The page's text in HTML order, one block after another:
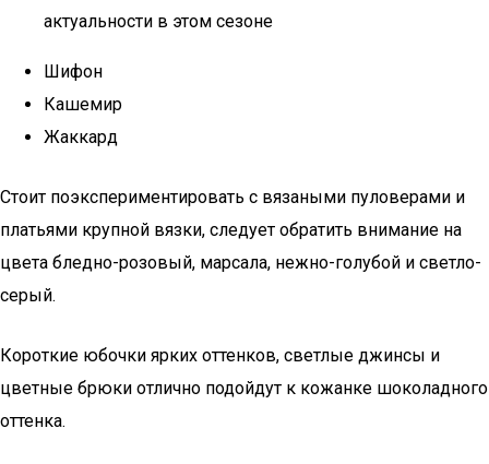
актуальности в этом сезоне
Шифон
Кашемир
Жаккард
Стоит поэкспериментировать с вязаными пуловерами и
платьями крупной вязки, следует обратить внимание на
цвета бледно-розовый, марсала, нежно-голубой и светло-
серый.
Короткие юбочки ярких оттенков, светлые джинсы и
цветные брюки отлично подойдут к кожанке шоколадного
оттенка.